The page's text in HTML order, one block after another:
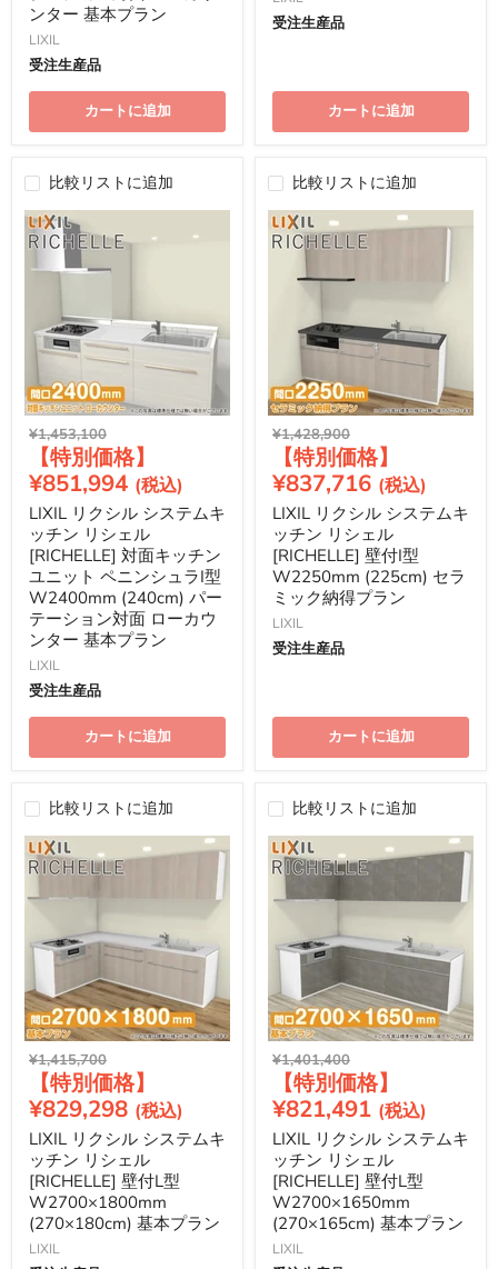
ンター 基本プラン
LIXIL
受注生産品
カートに追加
受注生産品
カートに追加
比較リストに追加
元
価
格
¥1,453,100
在
の
格
¥851,994
LIXIL リクシル システムキ
ッチン リシェル
[RICHELLE] 対面キッチン
ユニット ペニンシュラI型
W2400mm (240cm) パー
テーション対面 ローカウ
ンター 基本プラン
LIXIL
受注生産品
カートに追加
比較リストに追加
元
価
格
¥1,428,900
在
の
格
¥837,716
LIXIL リクシル システムキ
ッチン リシェル
[RICHELLE] 壁付I型
W2250mm (225cm) セラ
ミック納得プラン
LIXIL
受注生産品
カートに追加
比較リストに追加
元
価
格
¥1,415,700
在
の
格
¥829,298
LIXIL リクシル システムキ
ッチン リシェル
[RICHELLE] 壁付L型
W2700×1800mm
(270×180cm) 基本プラン
LIXIL
比較リストに追加
元
価
格
¥1,401,400
在
の
格
¥821,491
LIXIL リクシル システムキ
ッチン リシェル
[RICHELLE] 壁付L型
W2700×1650mm
(270×165cm) 基本プラン
LIXIL